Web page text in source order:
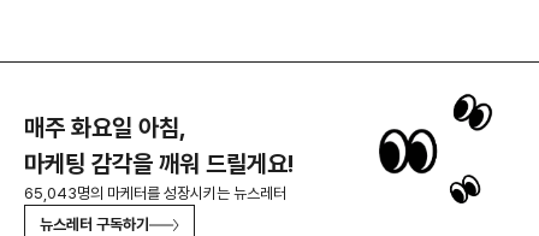
매주 화요일 아침,
마케팅 감각을 깨워 드릴게요!
65,043명의 마케터를 성장시키는 뉴스레터
뉴스레터 구독하기